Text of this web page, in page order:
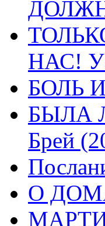
НАС!
БОЛЬ И
БЫЛА
Брей
О